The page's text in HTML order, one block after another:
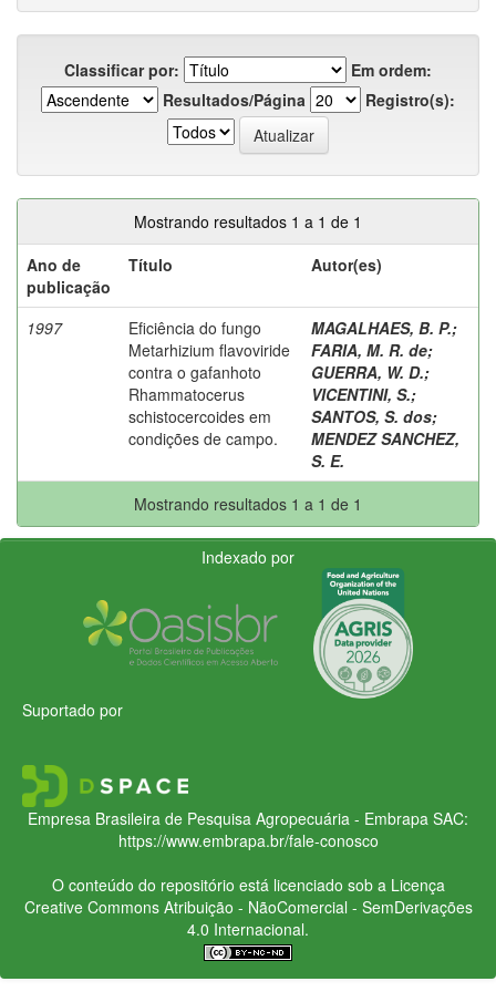
Classificar por:
Em ordem:
Resultados/Página
Registro(s):
Mostrando resultados 1 a 1 de 1
Ano de
publicação
Título Autor(es)
1997
Eficiência do fungo
Metarhizium flavoviride
contra o gafanhoto
Rhammatocerus
schistocercoides em
condições de campo.
MAGALHAES, B. P.;
FARIA, M. R. de;
GUERRA, W. D.;
VICENTINI, S.;
SANTOS, S. dos;
MENDEZ SANCHEZ,
S. E.
Mostrando resultados 1 a 1 de 1
Indexado por
Suportado por
Empresa Brasileira de Pesquisa Agropecuária - Embrapa SAC:
https://www.embrapa.br/fale-conosco
O conteúdo do repositório está licenciado sob a Licença
Creative CommonsAtribuição - NãoComercial - SemDerivações
4.0 Internacional.